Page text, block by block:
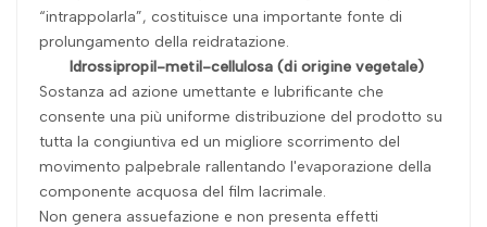
“intrappolarla”, costituisce una importante fonte di
prolungamento della reidratazione.
Idrossipropil-metil-cellulosa (di origine vegetale)
Sostanza ad azione umettante e lubrificante che
consente una più uniforme distribuzione del prodotto su
tutta la congiuntiva ed un migliore scorrimento del
movimento palpebrale rallentando l'evaporazione della
componente acquosa del film lacrimale.
Non genera assuefazione e non presenta effetti